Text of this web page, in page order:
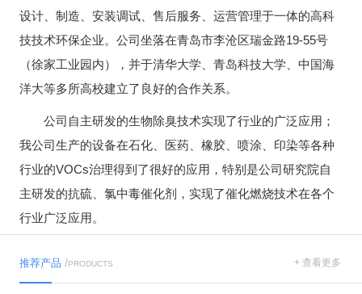
设计、制造、安装调试、售后服务、运营管理于一体的高科
技技术环保企业。公司坐落在青岛市李沧区瑞金路19-55号
（徐家工业园内），并于清华大学、青岛科技大学、中国海
洋大等多所高校建立了良好的合作关系。
公司自主研发的生物除臭技术实现了行业的广泛应用；
我公司生产的设备在石化、医药、橡胶、喷涂、印染等各种
行业的VOCs治理得到了很好的应用，特别是公司研究院自
主研发的抗硫、氯中毒催化剂，实现了催化燃烧技术在各个
行业广泛应用。
推荐产品 /PRODUCTS + 查看更多